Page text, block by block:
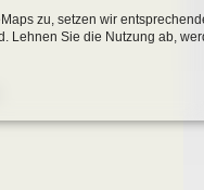
zu, setzen wir
Lehnen Sie die Nutzung ab,